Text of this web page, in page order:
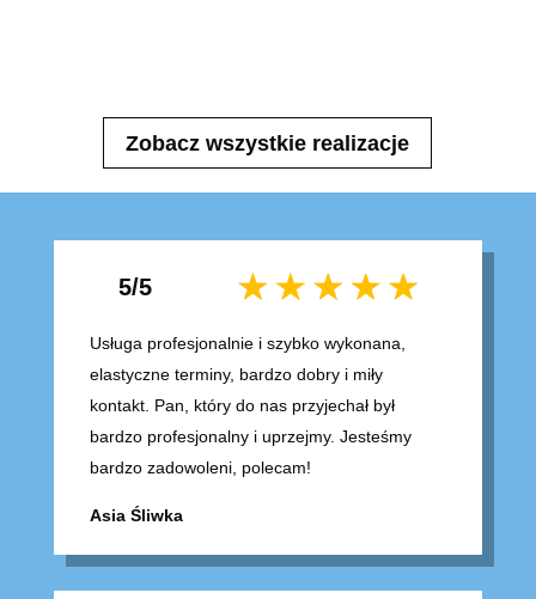
Zobacz wszystkie realizacje
5/5
Usługa profesjonalnie i szybko wykonana,
elastyczne terminy, bardzo dobry i miły
kontakt. Pan, który do nas przyjechał był
bardzo profesjonalny i uprzejmy. Jesteśmy
bardzo zadowoleni, polecam!
Asia Śliwka